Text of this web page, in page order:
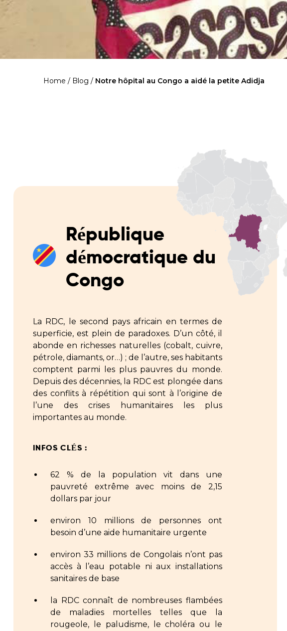
Objectifs
Voir les
Contact
Home / Blog / Notre hôpital au Congo a aidé la petite Adidja
République
démocratique du
Congo
La RDC, le second pays africain en termes de
superficie, est plein de paradoxes. D’un côté, il
abonde en richesses naturelles (cobalt, cuivre,
pétrole, diamants, or…) ; de l’autre, ses habitants
comptent parmi les plus pauvres du monde.
Depuis des décennies, la RDC est plongée dans
des conflits à répétition qui sont à l’origine de
l’une des crises humanitaires les plus
importantes au monde.
INFOS CLÉS :
62 % de la population vit dans une
pauvreté extrême avec moins de 2,15
dollars par jour
environ 10 millions de personnes ont
besoin d’une aide humanitaire urgente
environ 33 millions de Congolais n’ont pas
accès à l’eau potable ni aux installations
sanitaires de base
la RDC connaît de nombreuses flambées
de maladies mortelles telles que la
rougeole, le paludisme, le choléra ou le